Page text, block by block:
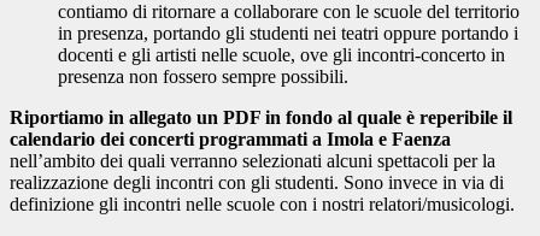
contiamo di ritornare a collaborare con le scuole del territorio
in presenza, portando gli studenti nei teatri oppure portando i
docenti e gli artisti nelle scuole, ove gli incontri-concerto in
presenza non fossero sempre possibili.
Riportiamo in allegato un PDF in fondo al quale è reperibile il
calendario dei concerti programmati a Imola e Faenza
nell’ambito dei quali verranno selezionati alcuni spettacoli per la
realizzazione degli incontri con gli studenti. Sono invece in via di
definizione gli incontri nelle scuole con i nostri relatori/musicologi.